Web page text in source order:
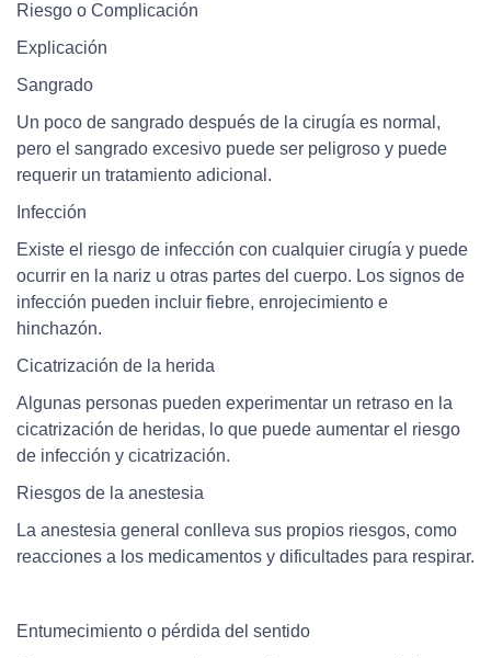
Riesgo o Complicación
Explicación
Sangrado
Un poco de sangrado después de la cirugía es normal,
pero el sangrado excesivo puede ser peligroso y puede
requerir un tratamiento adicional.
Infección
Existe el riesgo de infección con cualquier cirugía y puede
ocurrir en la nariz u otras partes del cuerpo. Los signos de
infección pueden incluir fiebre, enrojecimiento e
hinchazón.
Cicatrización de la herida
Algunas personas pueden experimentar un retraso en la
cicatrización de heridas, lo que puede aumentar el riesgo
de infección y cicatrización.
Riesgos de la anestesia
La anestesia general conlleva sus propios riesgos, como
reacciones a los medicamentos y dificultades para respirar.
Entumecimiento o pérdida del sentido